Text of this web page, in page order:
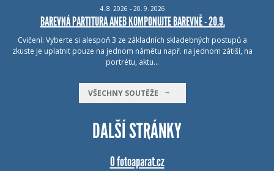
4. 8. 2026 - 20. 9. 2026
BAREVNÁ PARTITURA ANEB KOMPONUJTE BAREVNĚ - 20.9.
Cvičení: Vyberte si alespoň 3 ze základních skladebných postupů a
zkuste je uplatnit pouze na jednom námětu např. na jednom zátiší, na
portrétu, aktu…
VŠECHNY SOUTĚŽE
DALŠÍ STRÁNKY
O fotoaparat.cz